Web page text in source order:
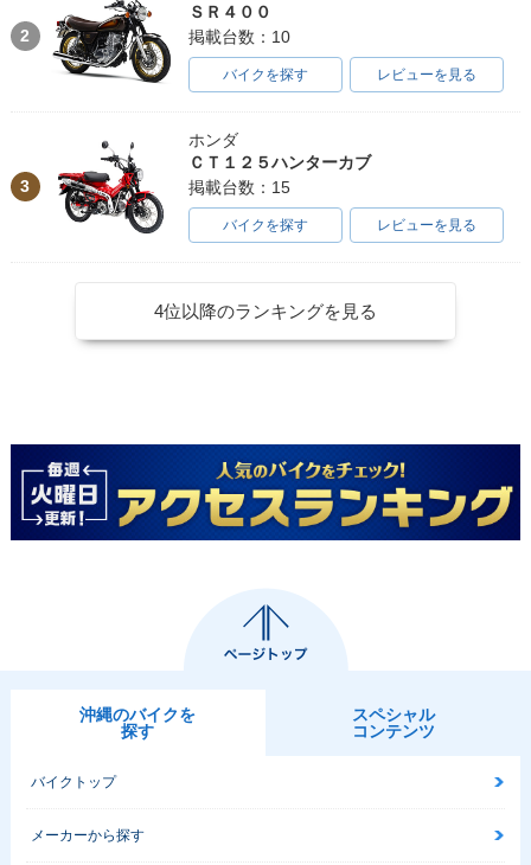
2
ＳＲ４００
掲載台数：10
バイクを探す レビューを見る
3
ホンダ
ＣＴ１２５ハンターカブ
掲載台数：15
バイクを探す レビューを見る
4位以降のランキングを見る
沖縄のバイクを
探す
スペシャル
コンテンツ
バイクトップ
メーカーから探す